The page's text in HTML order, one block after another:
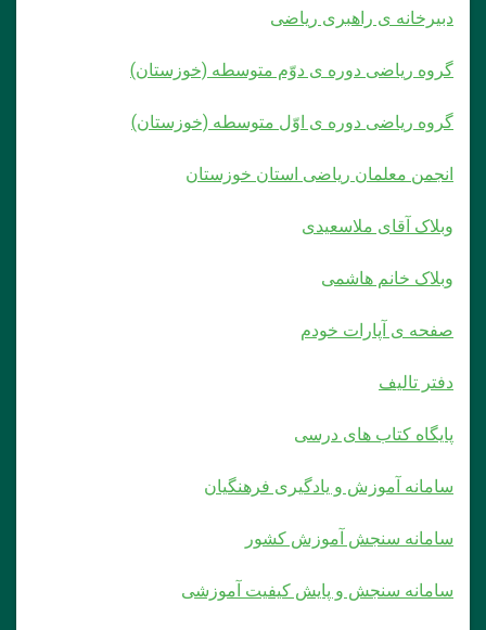
دبیرخانه ی راهبری ریاضی
گروه ریاضی دوره ی دوّم متوسطه (خوزستان)
گروه ریاضی دوره ی اوّل متوسطه (خوزستان)
انجمن معلمان ریاضی استان خوزستان
وبلاک آقای ملاسعیدی
وبلاک خانم هاشمی
صفحه ی آپارات خودم
دفتر تالیف
پایگاه کتاب های درسی
سامانه آموزش و یادگیری فرهنگیان
سامانه سنجش آموزش کشور
سامانه سنجش و پایش کیفیت آموزشی